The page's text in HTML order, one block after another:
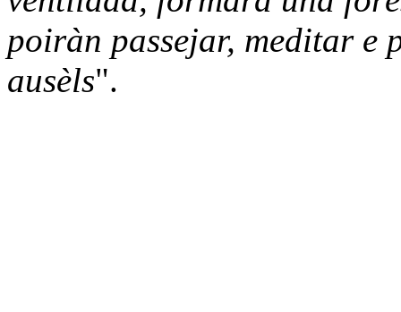
poiràn passejar, meditar e
ausèls".